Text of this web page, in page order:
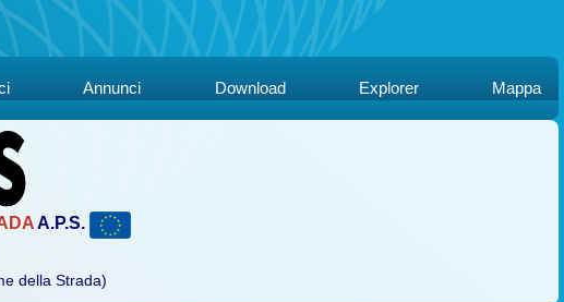
Annunci Download Explorer Mappa
A.P.S.
della Strada)